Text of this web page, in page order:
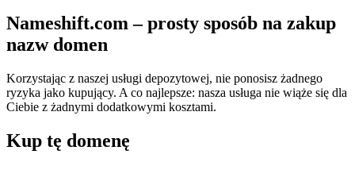
Nameshift.com – prosty sposób na zakup
nazw domen
Korzystając z naszej usługi depozytowej, nie ponosisz żadnego
ryzyka jako kupujący. A co najlepsze: nasza usługa nie wiąże się dla
Ciebie z żadnymi dodatkowymi kosztami.
Kup tę domenę